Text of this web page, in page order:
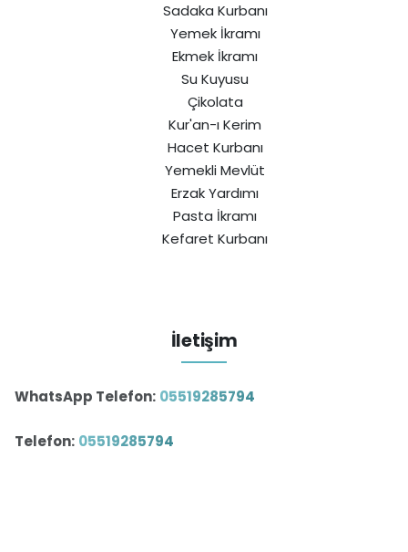
Sadaka Kurbanı
Yemek İkramı
Ekmek İkramı
Su Kuyusu
Çikolata
Kur'an-ı Kerim
Hacet Kurbanı
Yemekli Mevlüt
Erzak Yardımı
Pasta İkramı
Kefaret Kurbanı
İletişim
WhatsApp Telefon: 05519285794
Telefon: 05519285794